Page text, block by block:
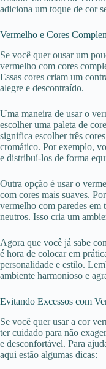
adiciona um toque de cor
Vermelho e Cores
Se você quer ousar um
vermelho com cores
Essas cores criam um
alegre e descontraído.
Uma maneira de usar o
escolher uma paleta de
significa escolher três
cromático. Por exemplo,
e distribuí-los de forma
Outra opção é usar o
com cores mais suaves.
vermelho com paredes em
neutros. Isso cria um
Agora que você já sabe
é hora de colocar em
personalidade e estilo.
ambiente harmonioso e
Evitando Excessos com
Se você quer usar a cor
ter cuidado para não
e desconfortável. Para
aqui estão algumas dicas: